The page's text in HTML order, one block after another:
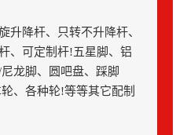
升降杆、只转不升降杆、
、可定制杆!五星脚、铝
龙脚、圆吧盘、踩脚
、各种轮!等等其它配制